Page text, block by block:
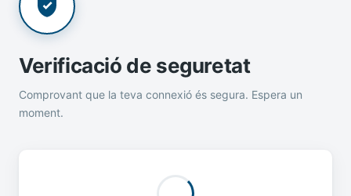
Verificació de seguretat
Comprovant que la teva connexió és segura. Espera un
moment.